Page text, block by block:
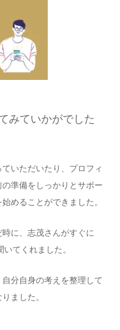
みていかがでした
いただいたり、プロフィ
準備をしっかりとサポー
めることができました。
に、志茂さんがすぐに
てくれました。
分自身の考えを整理して
ました。